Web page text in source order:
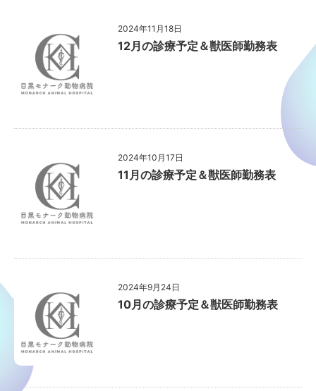
2024年11月18日
12月の診療予定＆獣医師勤務表
2024年10月17日
11月の診療予定＆獣医師勤務表
2024年9月24日
10月の診療予定＆獣医師勤務表